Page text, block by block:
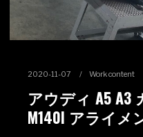
2020-11-07 Work content
アウディ A5 A3
M140I アライメ